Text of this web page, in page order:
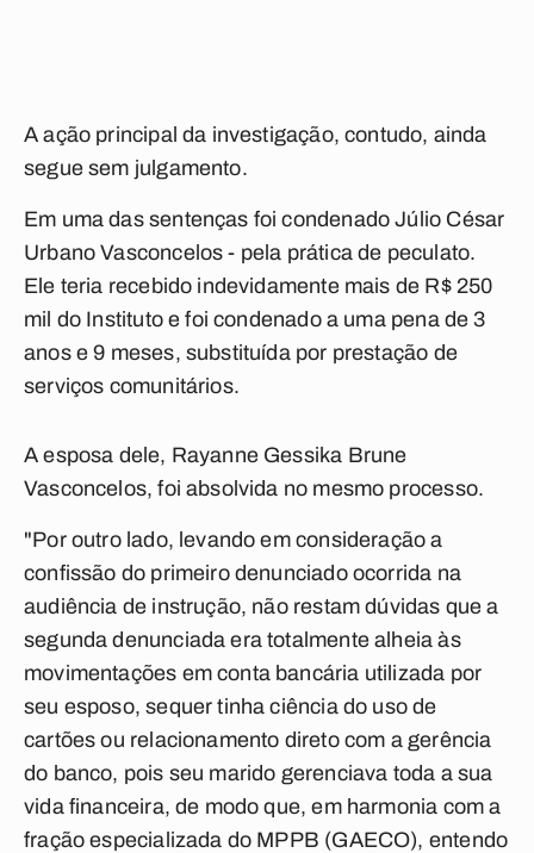
A ação principal da investigação, contudo, ainda
segue sem julgamento.
Em uma das sentenças foi condenado Júlio César
Urbano Vasconcelos - pela prática de peculato.
Ele teria recebido indevidamente mais de R$ 250
mil do Instituto e foi condenado a uma pena de 3
anos e 9 meses, substituída por prestação de
serviços comunitários.
A esposa dele, Rayanne Gessika Brune
Vasconcelos, foi absolvida no mesmo processo.
"Por outro lado, levando em consideração a
confissão do primeiro denunciado ocorrida na
audiência de instrução, não restam dúvidas que a
segunda denunciada era totalmente alheia às
movimentações em conta bancária utilizada por
seu esposo, sequer tinha ciência do uso de
cartões ou relacionamento direto com a gerência
do banco, pois seu marido gerenciava toda a sua
vida financeira, de modo que, em harmonia com a
fração especializada do MPPB (GAECO), entendo